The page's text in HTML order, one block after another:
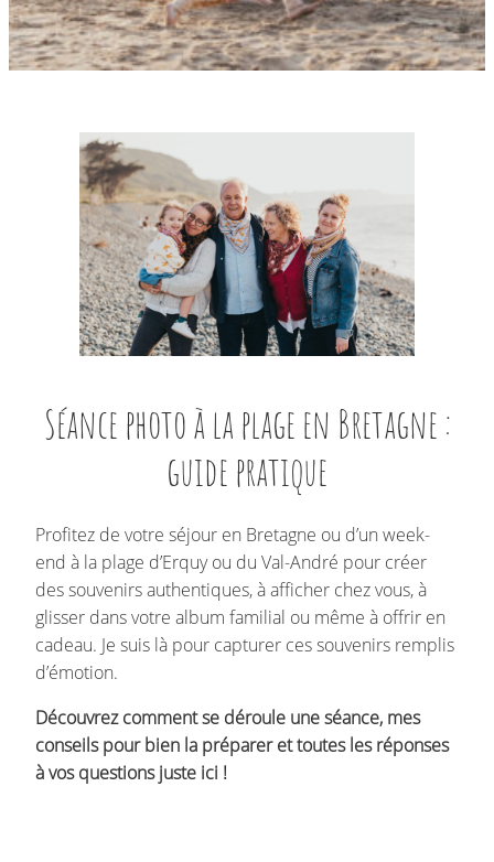
Séance photo à la plage en Bretagne :
guide pratique
Profitez de votre séjour en Bretagne ou d’un week-
end à la plage d’Erquy ou du Val-André pour créer
des souvenirs authentiques, à afficher chez vous, à
glisser dans votre album familial ou même à offrir en
cadeau. Je suis là pour capturer ces souvenirs remplis
d’émotion.
Découvrez comment se déroule une séance, mes
conseils pour bien la préparer et toutes les réponses
à vos questions juste ici !